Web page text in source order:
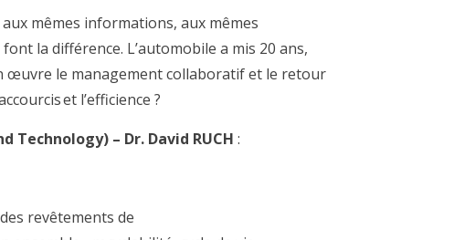
x mêmes informations, aux mêmes
font la différence. L’automobile a mis 20 ans,
œuvre le management collaboratif et le retour
et l’efficience ?
Technology) – Dr. David RUCH :
revêtements de